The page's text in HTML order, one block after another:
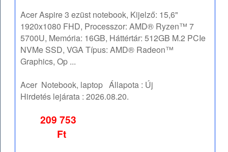
Acer Aspire 3 ezüst notebook, Kijelző: 15,6"
1920x1080 FHD, Processzor: AMD® Ryzen™ 7
5700U, Memória: 16GB, Háttértár: 512GB M.2 PCIe
NVMe SSD, VGA Típus: AMD® Radeon™
Graphics, Op ...
Acer Notebook, laptop Állapota : Új
Hirdetés lejárata :2026.08.20.
209 753
Ft